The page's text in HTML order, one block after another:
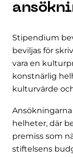
Stipendium
beviljas för
vara en
konstnärlig
kulturvärde
helheter, där
premiss som
stiftelsens